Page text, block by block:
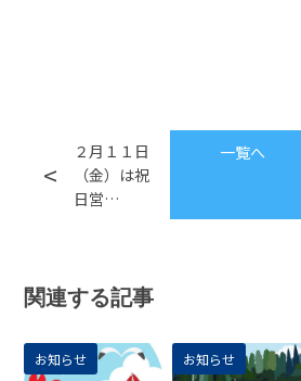
２月１１日
（金）は祝
日営…
一覧へ
関連する記事
お知らせ お知らせ